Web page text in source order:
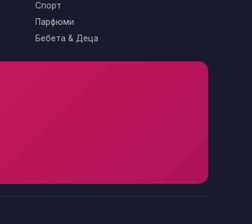
Спорт
Парфюми
Бебета & Деца